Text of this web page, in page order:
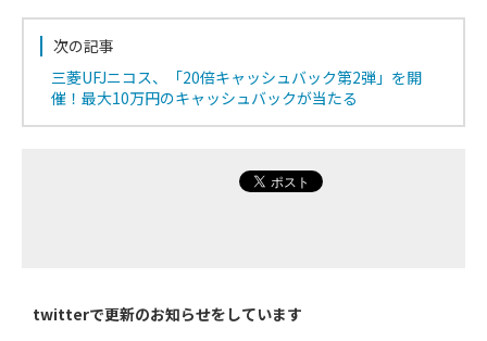
次の記事
三菱UFJニコス、「20倍キャッシュバック第2弾」を開
催！最大10万円のキャッシュバックが当たる
twitterで更新のお知らせをしています